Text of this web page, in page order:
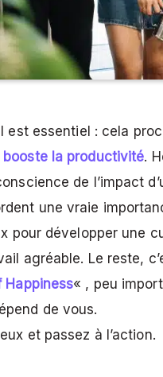
est essentiel : cela
booste la productivité.
de l’impact
une vraie
pour développer une
agréable. Le reste,
Happiness« , peu
de vous.
et passez à l’action.